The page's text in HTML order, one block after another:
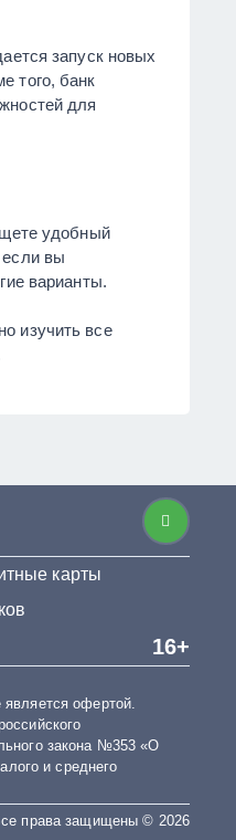
запуск новых
того, банк
для
удобный
вы
варианты.
изучить все
карты
16+
офертой.
закона №353 «О
и среднего
права защищены © 2026